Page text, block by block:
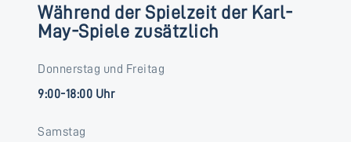
Während der Spielzeit der Karl-
May-Spiele zusätzlich
Donnerstag und Freitag
9:00-18:00 Uhr
Samstag